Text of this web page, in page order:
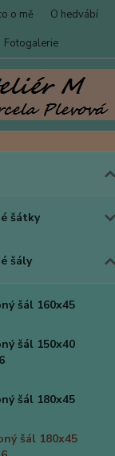
o mě O hedvábí
Fotogalerie
šátky
šály
šál 160x45
šál 150x40
šál 180x45
šál 180x45